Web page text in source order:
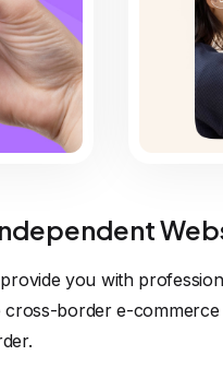
you with
border e-